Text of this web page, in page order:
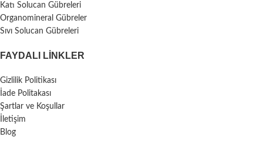
Katı Solucan Gübreleri
Organomineral Gübreler
Sıvı Solucan Gübreleri
FAYDALI LİNKLER
Gizlilik Politikası
İade Politakası
Şartlar ve Koşullar
İletişim
Blog